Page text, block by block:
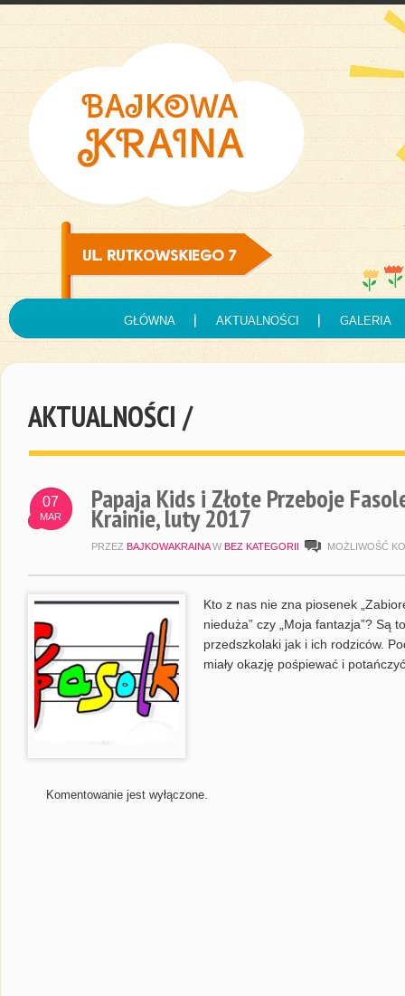
GŁÓWNA AKTUALNOŚCI GALERIA
AKTUALNOŚCI /
07
MAR
Papaja Kids i Złote Przeboje
Krainie, luty 2017
PRZEZ BAJKOWAKRAINA W BEZ KATEGORII MOŻLIWOŚĆ
Kto z nas nie zna piosenek
nieduża” czy „Moja fantazja”? Są
przedszkolaki jak i ich rodziców.
miały okazję pośpiewać i
Komentowanie jest wyłączone.